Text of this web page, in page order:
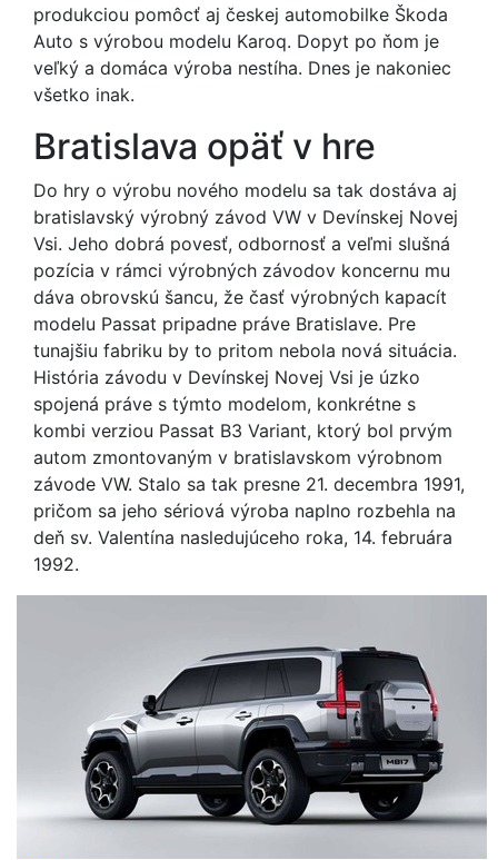
produkciou pomôcť aj českej automobilke Škoda
Auto s výrobou modelu Karoq. Dopyt po ňom je
veľký a domáca výroba nestíha. Dnes je nakoniec
všetko inak.
Bratislava opäť v hre
Do hry o výrobu nového modelu sa tak dostáva aj
bratislavský výrobný závod VW v Devínskej Novej
Vsi. Jeho dobrá povesť, odbornosť a veľmi slušná
pozícia v rámci výrobných závodov koncernu mu
dáva obrovskú šancu, že časť výrobných kapacít
modelu Passat pripadne práve Bratislave. Pre
tunajšiu fabriku by to pritom nebola nová situácia.
História závodu v Devínskej Novej Vsi je úzko
spojená práve s týmto modelom, konkrétne s
kombi verziou Passat B3 Variant, ktorý bol prvým
autom zmontovaným v bratislavskom výrobnom
závode VW. Stalo sa tak presne 21. decembra 1991,
pričom sa jeho sériová výroba naplno rozbehla na
deň sv. Valentína nasledujúceho roka, 14. februára
1992.